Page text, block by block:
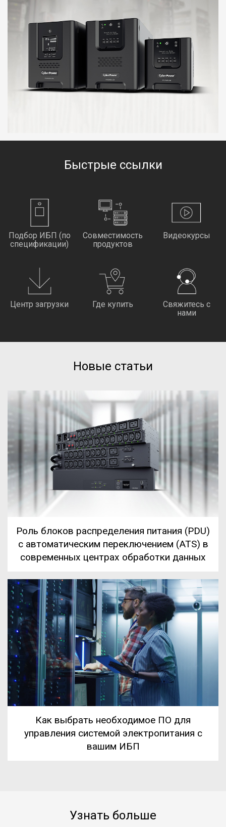
Быстрые ссылки
Подбор ИБП (по
спецификации)
Совместимость
продуктов
Видеокурсы
Центр загрузки Где купить
Свяжитесь с
нами
Новые статьи
Роль блоков распределения питания (PDU)
с автоматическим переключением (ATS) в
современных центрах обработки данных
Как выбрать необходимое ПО для
управления системой электропитания с
вашим ИБП
Узнать больше